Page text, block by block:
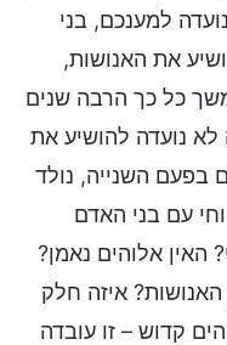
למענכם, בני
את האנושות,
כל כך הרבה שנים
נועדה להושיע את
בפעם השנייה, נולד
עם בני האדם
האין אלוהים נאמן?
איזה חלק
קדוש – זו עובדה